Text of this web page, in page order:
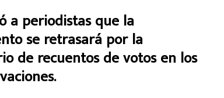
a periodistas que la
se retrasará por la
de recuentos de votos en los